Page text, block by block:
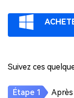
Suivez ces